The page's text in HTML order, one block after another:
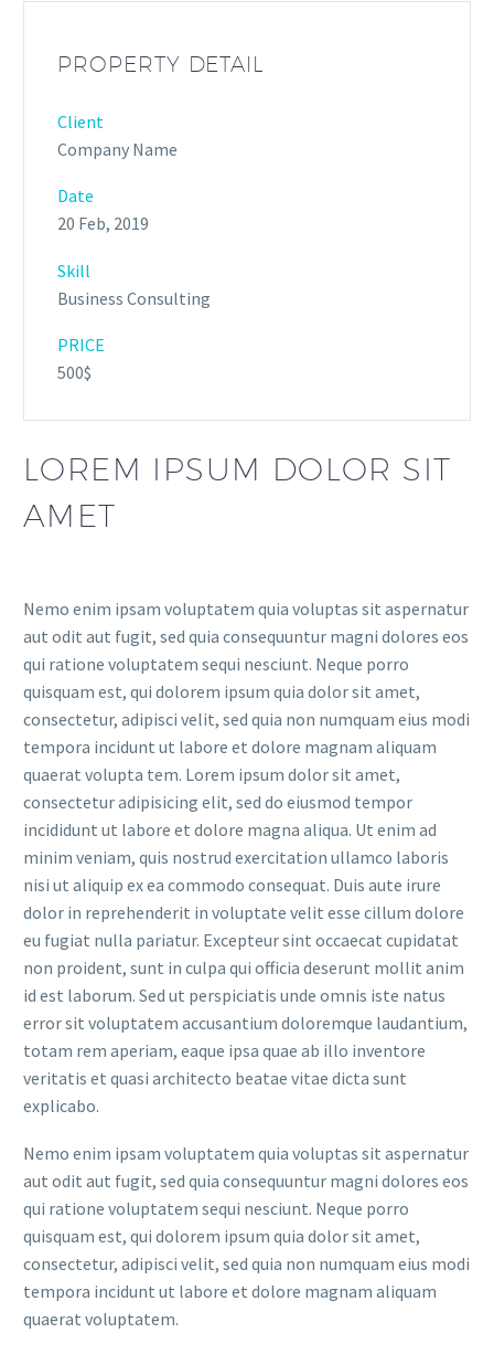
PROPERTY DETAIL
Client
Company Name
Date
20 Feb, 2019
Skill
Business Consulting
PRICE
500$
LOREM IPSUM DOLOR SIT
AMET
Nemo enim ipsam voluptatem quia voluptas sit aspernatur
aut odit aut fugit, sed quia consequuntur magni dolores eos
qui ratione voluptatem sequi nesciunt. Neque porro
quisquam est, qui dolorem ipsum quia dolor sit amet,
consectetur, adipisci velit, sed quia non numquam eius modi
tempora incidunt ut labore et dolore magnam aliquam
quaerat volupta tem. Lorem ipsum dolor sit amet,
consectetur adipisicing elit, sed do eiusmod tempor
incididunt ut labore et dolore magna aliqua. Ut enim ad
minim veniam, quis nostrud exercitation ullamco laboris
nisi ut aliquip ex ea commodo consequat. Duis aute irure
dolor in reprehenderit in voluptate velit esse cillum dolore
eu fugiat nulla pariatur. Excepteur sint occaecat cupidatat
non proident, sunt in culpa qui officia deserunt mollit anim
id est laborum. Sed ut perspiciatis unde omnis iste natus
error sit voluptatem accusantium doloremque laudantium,
totam rem aperiam, eaque ipsa quae ab illo inventore
veritatis et quasi architecto beatae vitae dicta sunt
explicabo.
Nemo enim ipsam voluptatem quia voluptas sit aspernatur
aut odit aut fugit, sed quia consequuntur magni dolores eos
qui ratione voluptatem sequi nesciunt. Neque porro
quisquam est, qui dolorem ipsum quia dolor sit amet,
consectetur, adipisci velit, sed quia non numquam eius modi
tempora incidunt ut labore et dolore magnam aliquam
quaerat voluptatem.